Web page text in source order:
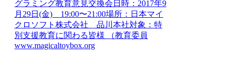
グラミング教育意見交換会日時：2017年9
月29日(金) 19:00〜21:00場所：日本マイ
クロソフト株式会社 品川本社対象：特
別支援教育に関わる皆様 （教育委員
www.magicaltoybox.org